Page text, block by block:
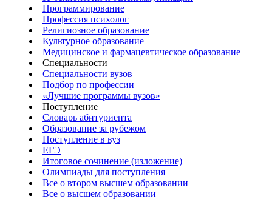
Программирование
Профессия психолог
Религиозное образование
Культурное образование
Медицинское и фармацевтическое образование
Специальности
Специальности вузов
Подбор по профессии
«Лучшие программы вузов»
Поступление
Словарь абитуриента
Образование за рубежом
Поступление в вуз
ЕГЭ
Итоговое сочинение (изложение)
Олимпиады для поступления
Все о втором высшем образовании
Все о высшем образовании